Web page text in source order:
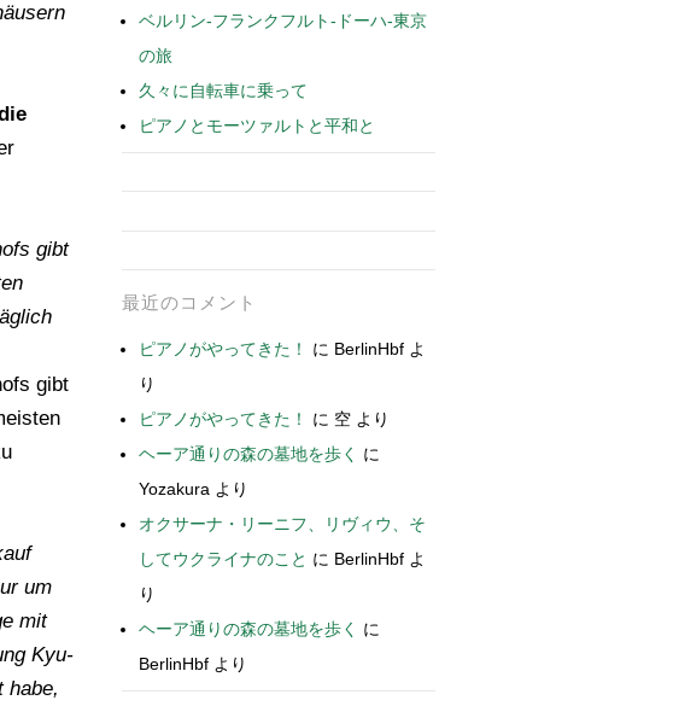
gibt
gibt
um
mit
Kyu-
habe,
ベルリン-フランクフルト-ドーハ-東京
の旅
久々に自転車に乗って
ピアノとモーツァルトと平和と
最近のコメント
ピアノがやってきた！ に BerlinHbf よ
り
ピアノがやってきた！
に 空 より
ヘーア通りの森の墓地を歩く
に
Yozakura より
オクサーナ・リーニフ、リヴィウ、そ
してウクライナのこと に BerlinHbf よ
り
ヘーア通りの森の墓地を歩く
に
BerlinHbf より